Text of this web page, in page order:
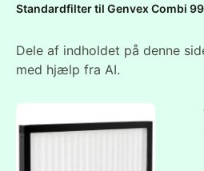
Standardfilter til Genvex Combi
Dele af indholdet på denne
med hjælp fra AI.